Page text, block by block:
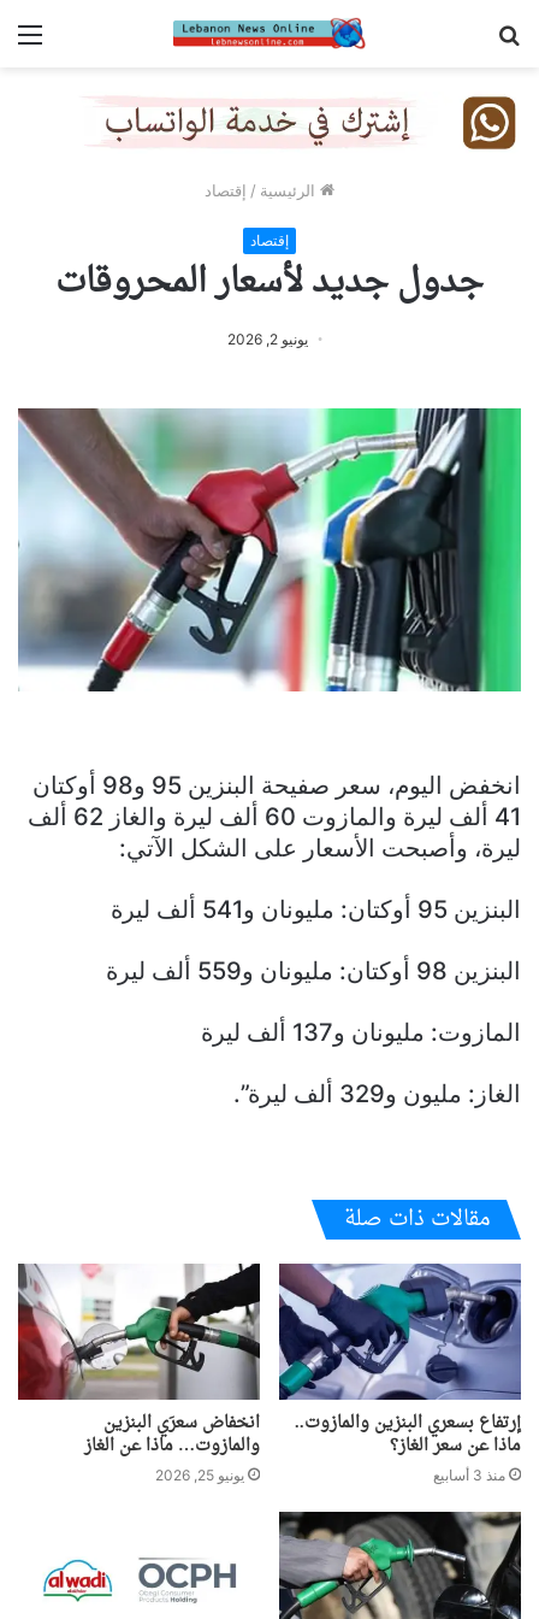
الرئيسية / إقتصاد
إقتصاد
جدول جديد لأسعار المحروقات
يونيو 2, 2026
انخفض اليوم، سعر صفيحة البنزين 95 و98 أوكتان
41 ألف ليرة والمازوت 60 ألف ليرة والغاز 62 ألف
ليرة، وأصبحت الأسعار على الشكل الآتي:
البنزين 95 أوكتان: مليونان و541 ألف ليرة
البنزين 98 أوكتان: مليونان و559 ألف ليرة
المازوت: مليونان و137 ألف ليرة
الغاز: مليون و329 ألف ليرة”.
مقالات ذات صلة
إرتفاع بسعري البنزين والمازوت..
ماذا عن سعر الغاز؟
منذ 3 أسابيع
انخفاض سعرَي البنزين
والمازوت… ماذا عن الغاز
يونيو 25, 2026